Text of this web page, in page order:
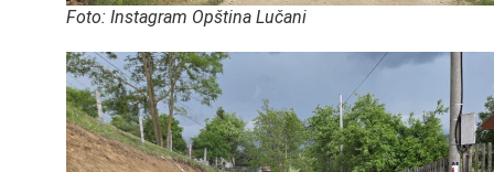
Foto: Instagram Opština Lučani